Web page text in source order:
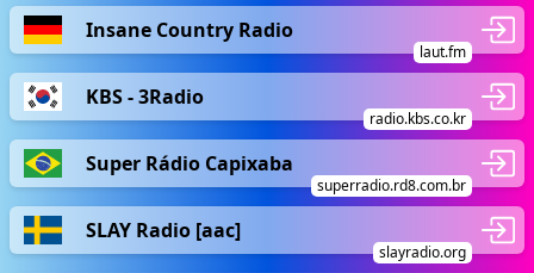
Insane Country Radio
laut.fm
KBS - 3Radio
radio.kbs.co.kr
Super Rádio Capixaba
superradio.rd8.com.br
SLAY Radio [aac]
slayradio.org